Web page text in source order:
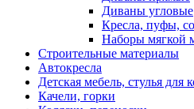
Диваны угловые
Кресла, пуфы,
Наборы мягкой
Строительные материалы
Автокресла
Детская мебель, стулья для
Качели, горки